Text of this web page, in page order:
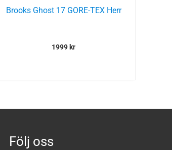
Brooks Ghost 17 GORE-TEX Herr
1999 kr
Följ oss